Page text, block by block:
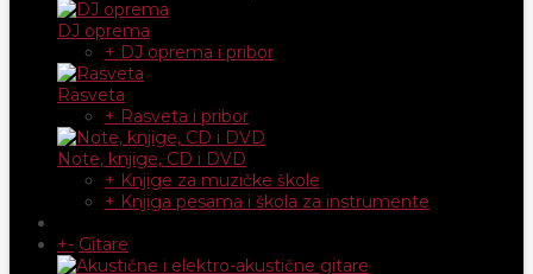
DJ oprema
+ DJ oprema i pribor
Rasveta
+ Rasveta i pribor
Note, knjige, CD i DVD
+ Knjige za muzičke škole
+ Knjiga pesama i škola za instrumente
+- Gitare